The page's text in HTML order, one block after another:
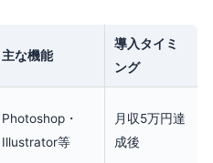
主な機能
導入タイミ
ング
Photoshop・
Illustrator等
月収5万円達
成後